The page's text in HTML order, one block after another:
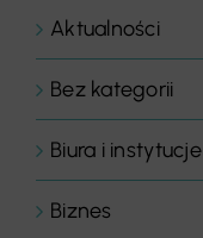
Aktualności
Bez kategorii
Biura i instytucje
Biznes